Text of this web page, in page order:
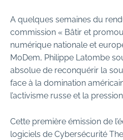
A quelques semaines du
commission « Bâtir et
numérique nationale et
MoDem, Philippe Latombe
absolue de reconquérir la
face à la domination
l’activisme russe et la
Cette première émission de
logiciels de Cybersécurité